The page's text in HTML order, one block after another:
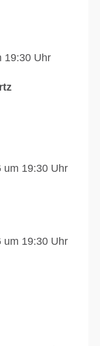
19:30 Uhr
um 19:30 Uhr
um 19:30 Uhr